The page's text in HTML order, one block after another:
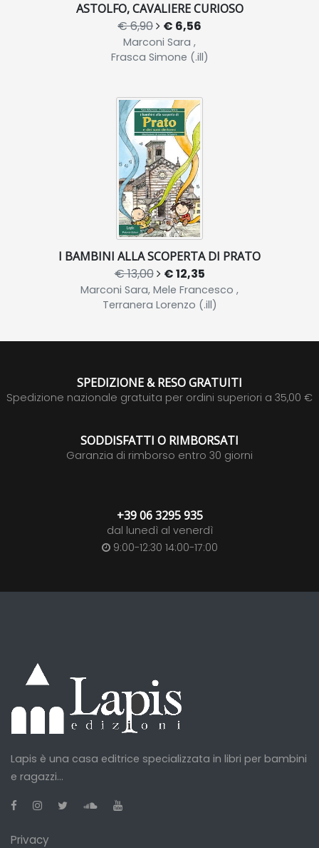
ASTOLFO, CAVALIERE CURIOSO
€ 6,90 € 6,56
Marconi Sara ,
Frasca Simone (.ill)
I BAMBINI ALLA SCOPERTA DI PRATO
€ 13,00 € 12,35
Marconi Sara, Mele Francesco ,
Terranera Lorenzo (.ill)
SPEDIZIONE & RESO GRATUITI
Spedizione nazionale gratuita per ordini superiori a 35,00 €
SODDISFATTI O RIMBORSATI
Garanzia di rimborso entro 30 giorni
+39 06 3295 935
dal lunedì al venerdì
9:00-12:30 14:00-17:00
Lapis è una casa editrice specializzata in libri per bambini
e ragazzi...
Privacy